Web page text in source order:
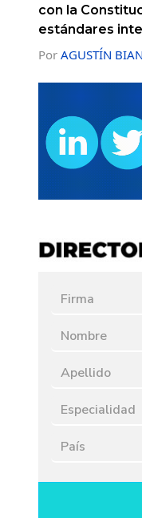
con la
estándares
Por AGUSTÍN